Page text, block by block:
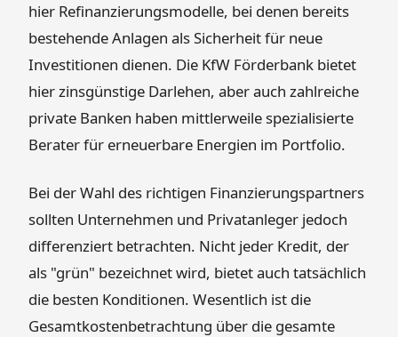
hier Refinanzierungsmodelle, bei denen bereits
bestehende Anlagen als Sicherheit für neue
Investitionen dienen. Die KfW Förderbank bietet
hier zinsgünstige Darlehen, aber auch zahlreiche
private Banken haben mittlerweile spezialisierte
Berater für erneuerbare Energien im Portfolio.
Bei der Wahl des richtigen Finanzierungspartners
sollten Unternehmen und Privatanleger jedoch
differenziert betrachten. Nicht jeder Kredit, der
als "grün" bezeichnet wird, bietet auch tatsächlich
die besten Konditionen. Wesentlich ist die
Gesamtkostenbetrachtung über die gesamte